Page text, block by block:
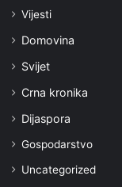
Vijesti
Domovina
Svijet
Crna kronika
Dijaspora
Gospodarstvo
Uncategorized